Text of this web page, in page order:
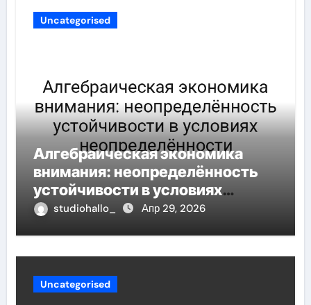
Uncategorised
Алгебраическая экономика
внимания: неопределённость
устойчивости в условиях
неопределённости
studiohallo_ Апр 29, 2026
Uncategorised